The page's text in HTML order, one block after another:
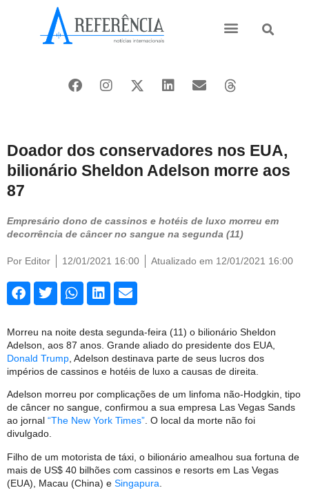
Doador dos conservadores nos EUA,
bilionário Sheldon Adelson morre aos
87
Empresário dono de cassinos e hotéis de luxo morreu em
decorrência de câncer no sangue na segunda (11)
Por Editor 12/01/2021 16:00 Atualizado em 12/01/2021 16:00
Morreu na noite desta segunda-feira (11) o bilionário Sheldon
Adelson, aos 87 anos. Grande aliado do presidente dos EUA,
Donald Trump , Adelson destinava parte de seus lucros dos
impérios de cassinos e hotéis de luxo a causas de direita.
Adelson morreu por complicações de um linfoma não-Hodgkin, tipo
de câncer no sangue, confirmou a sua empresa Las Vegas Sands
ao jornal “The New York Times”. O local da morte não foi
divulgado.
Filho de um motorista de táxi, o bilionário amealhou sua fortuna de
mais de US$ 40 bilhões com cassinos e resorts em Las Vegas
(EUA), Macau (China) e Singapura